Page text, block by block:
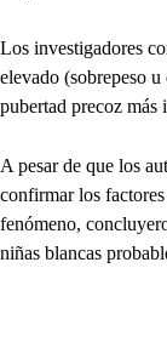
Los investigadores
elevado (sobrepeso
pubertad precoz más
A pesar de que los
confirmar los
fenómeno,
niñas blancas